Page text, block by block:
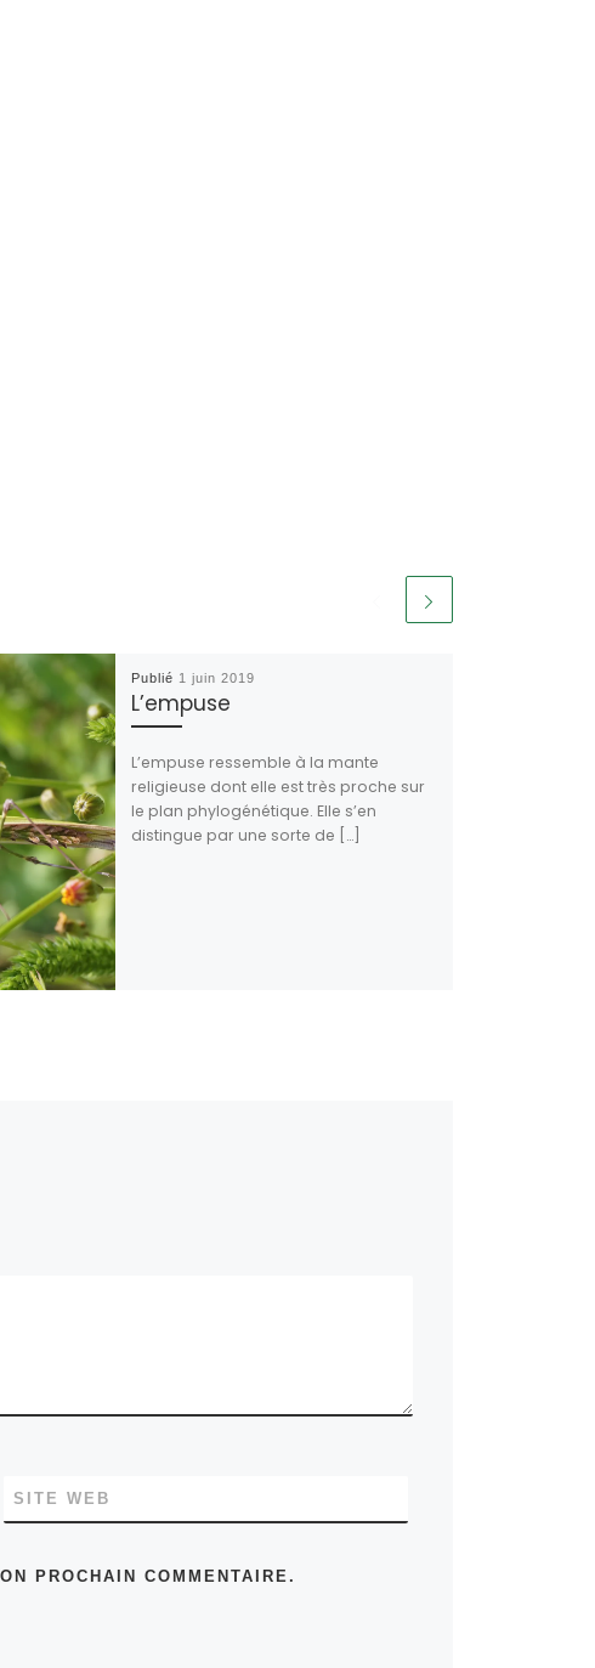
Publié 1 juin 2019
L’empuse
L’empuse ressemble à la mante
religieuse dont elle est très proche sur
le plan phylogénétique. Elle s’en
distingue par une sorte de […]
SITE WEB
PROCHAIN COMMENTAIRE.